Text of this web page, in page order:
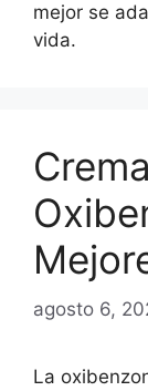
mejor se
vida.
agosto 6,
La